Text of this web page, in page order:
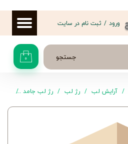
جستجو ۰
ورود / ثبت نام در سایت
آرایش لب رژ لب رژ لب جامد